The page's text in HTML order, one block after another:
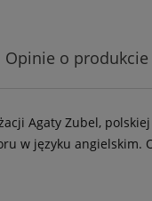
Opinie o produkcie
Agaty Zubel,
w języku